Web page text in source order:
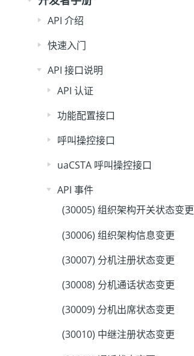
API 介绍
快速入门
API 接口说明
API 认证
功能配置接口
呼叫操控接口
uaCSTA 呼叫操控接口
API 事件
(30005) 组织架构开关状态变更
(30006) 组织架构信息变更
(30007) 分机注册状态变更
(30008) 分机通话状态变更
(30009) 分机出席状态变更
(30010) 中继注册状态变更